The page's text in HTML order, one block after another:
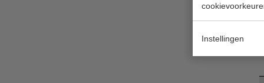
Instellingen